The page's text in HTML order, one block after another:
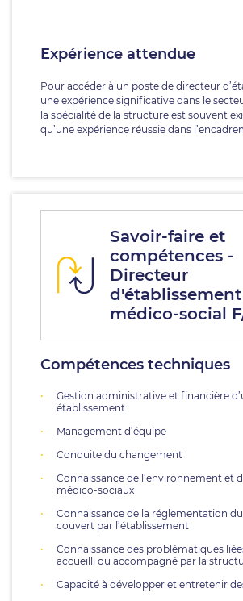
Expérience attendue
Pour accéder à un poste de directeur
une expérience significative dans le
la spécialité de la structure est souvent
qu’une expérience réussie dans
Savoir-faire et
compétences -
Directeur
d'établissement
médico-social
Compétences techniques
Gestion administrative et financière
établissement
Management d’équipe
Conduite du changement
Connaissance de l’environnement et
médico-sociaux
Connaissance de la réglementation
couvert par l’établissement
Connaissance des problématiques
accueilli ou accompagné par la
Capacité à développer et entretenir